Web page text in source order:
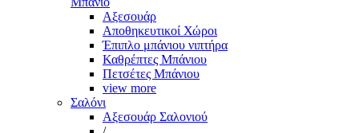
Αξεσουάρ
Αποθηκευτικοί Χώροι
Έπιπλο μπάνιου νιπτήρα
Καθρέπτες Μπάνιου
Πετσέτες Μπάνιου
view more
Σαλόνι
Αξεσουάρ Σαλονιού